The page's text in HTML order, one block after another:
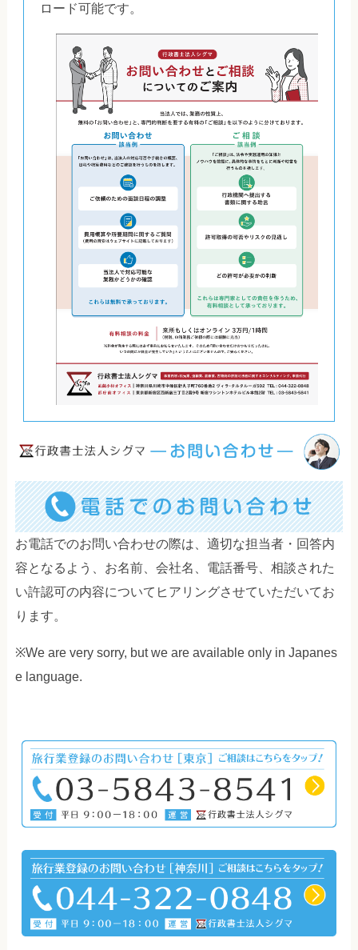
ロード可能です。
お電話でのお問い合わせの際は、適切な担当者・回答内
容となるよう、お名前、会社名、電話番号、相談された
い許認可の内容についてヒアリングさせていただいてお
ります。
※We are very sorry, but we are available only in Japanes
e language.